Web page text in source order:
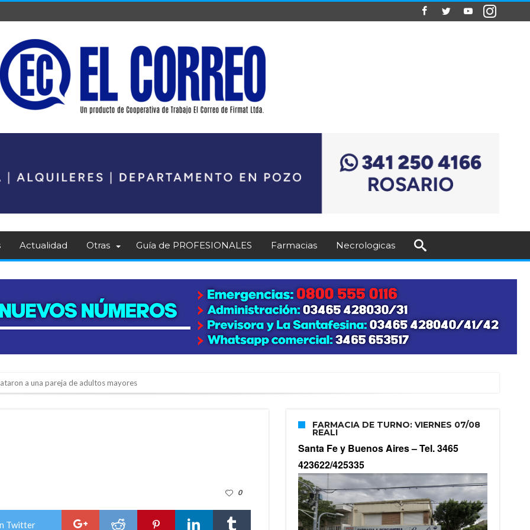
Actualidad Otras Guía de PROFESIONALES Farmacias Necrologicas
a una pareja de adultos mayores
la Expo Dose
0
Twitter
FARMACIA DE TURNO: VIERNES 07/08
REALI
Santa Fe y Buenos Aires –Tel. 3465
423622/425335